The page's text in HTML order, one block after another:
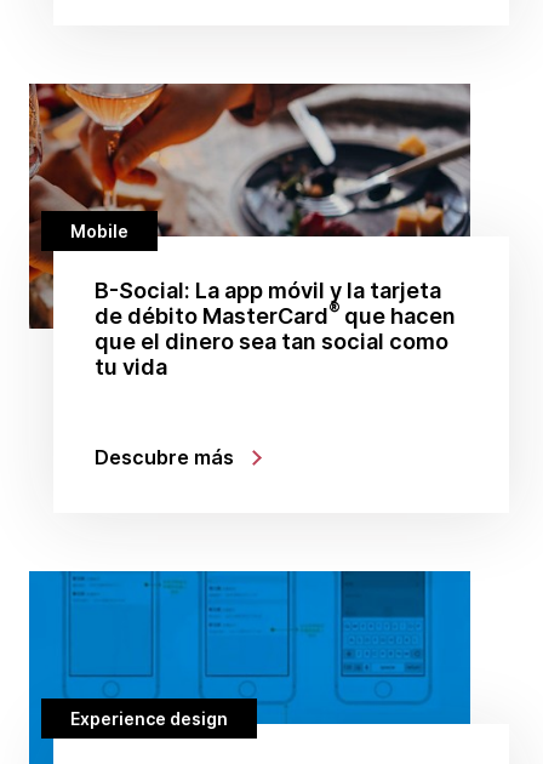
Mobile
B-Social: La app móvil y la tarjeta
de débito MasterCard® que hacen
que el dinero sea tan social como
tu vida
Descubre más
Experience design